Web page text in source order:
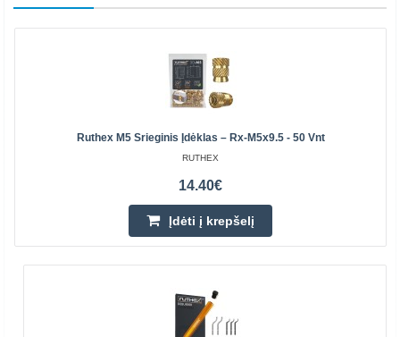
Ruthex M5 Srieginis Įdėklas – Rx-M5x9.5 - 50 Vnt
RUTHEX
14.40€
Įdėti į krepšelį